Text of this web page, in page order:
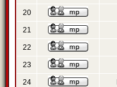
20
21
22
23
24